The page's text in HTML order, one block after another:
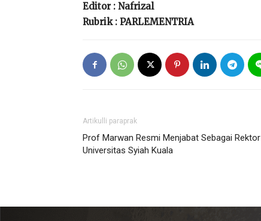
Editor : Nafrizal
Rubrik : PARLEMENTRIA
Artikulli paraprak
Prof Marwan Resmi Menjabat Sebagai Rektor
Universitas Syiah Kuala